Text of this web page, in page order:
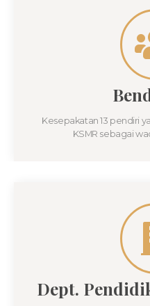
Kesepakatan 13 pendiri
KSMR sebagai
Dept.